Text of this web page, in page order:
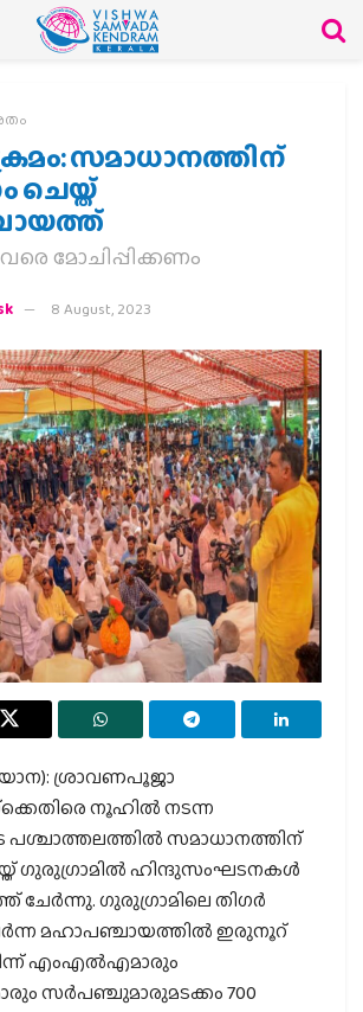
സമാധാനത്തിന്
ചെയ്ത്
മോചിപ്പിക്കണം
8 August, 2023
ശ്രാവണപൂജാ
നൂഹില്‍ നടന്ന
സമാധാനത്തിന്
ഗുരുഗ്രാമില്‍ ഹിന്ദുസംഘടനകള്‍
ചേര്‍ന്നു. ഗുരുഗ്രാമിലെ തിഗര്‍
മഹാപഞ്ചായത്തില്‍ ഇരുനൂറ്
എംഎല്‍എമാരും
സര്‍പഞ്ചുമാരുമടക്കം 700